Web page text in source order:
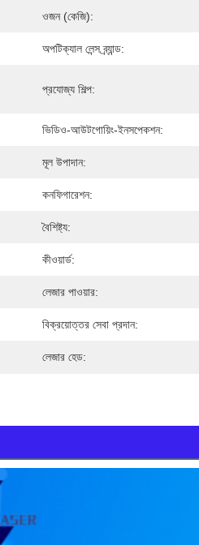
ওজন (কেজি):
অপটিক্যাল লেন্স ব্র্যান্ড:
প্রযোজ্য শিল্প:
ভিডিও-আউটগোয়িং-ইনসপেকশন:
মূল উপাদান:
কনফিগারেশন:
বৈশিষ্ট্য:
কীওয়ার্ড:
লেজার পাওয়ার:
বিক্রয়োত্তর সেবা প্রদান:
লেজার হেড: